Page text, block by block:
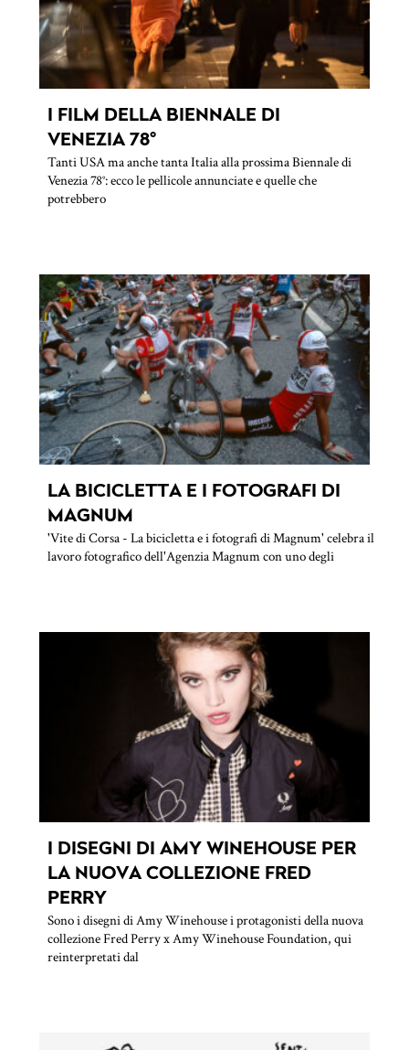
I FILM DELLA BIENNALE DI
VENEZIA 78°
Tanti USA ma anche tanta Italia alla prossima Biennale di
Venezia 78°: ecco le pellicole annunciate e quelle che
potrebbero
LA BICICLETTA E I FOTOGRAFI DI
MAGNUM
'Vite di Corsa - La bicicletta e i fotografi di Magnum' celebra il
lavoro fotografico dell'Agenzia Magnum con uno degli
I DISEGNI DI AMY WINEHOUSE PER
LA NUOVA COLLEZIONE FRED
PERRY
Sono i disegni di Amy Winehouse i protagonisti della nuova
collezione Fred Perry x Amy Winehouse Foundation, qui
reinterpretati dal